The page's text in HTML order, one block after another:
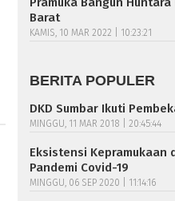
Barat
KAMIS, 10 MAR 2022 | 10:23:21
BERITA POPULER
DKD Sumbar Ikuti
MINGGU, 11 MAR 2018 | 20:45:44
Eksistensi Kepramukaan
Pandemi Covid-19
MINGGU, 06 SEP 2020 | 11:14:16